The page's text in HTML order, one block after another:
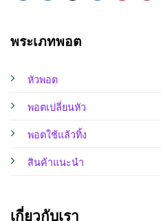
พระเภทพอต
หัวพอต
พอตเปลี่ยนหัว
พอตใช้แล้วทิ้ง
สินค้าแนะนำ
เกี่ยวกับเรา